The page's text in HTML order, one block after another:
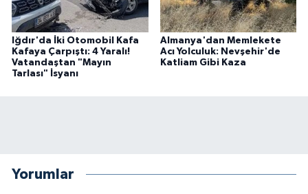
Iğdır'da İki Otomobil Kafa
Kafaya Çarpıştı: 4 Yaralı!
Vatandaştan "Mayın
Tarlası" İsyanı
Almanya'dan Memlekete
Acı Yolculuk: Nevşehir'de
Katliam Gibi Kaza
Yorumlar